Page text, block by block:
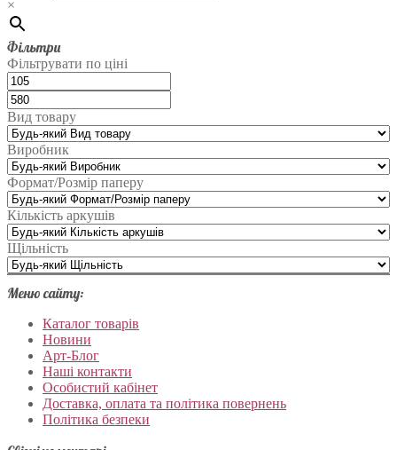
×
Фільтри
Фільтрувати по ціні
Вид товару
Виробник
Формат/Розмір паперу
Кількість аркушів
Щільність
Меню сайту:
Каталог товарів
Новини
Арт-Блог
Наші контакти
Особистий кабінет
Доставка, оплата та політика повернень
Політика безпеки